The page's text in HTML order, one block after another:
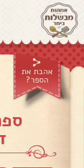
אהבת את
הספר?